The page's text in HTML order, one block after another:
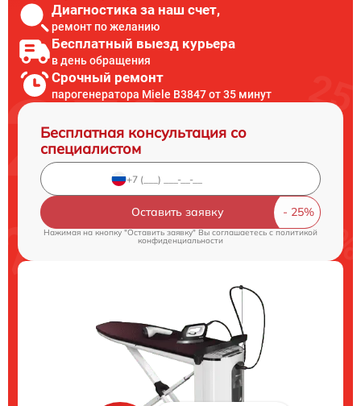
Диагностика за наш счет,
ремонт по желанию
Бесплатный выезд курьера
в день обращения
Срочный ремонт
парогенератора Miele B3847 от 35 минут
Бесплатная консультация со
специалистом
Оставить заявку
Нажимая на кнопку "Оставить заявку" Вы соглашаетесь cполитикой
конфиденциальности